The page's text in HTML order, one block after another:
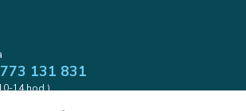
131 831
14 hod.)